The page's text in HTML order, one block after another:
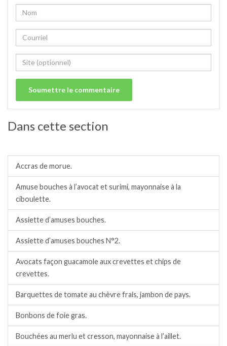
Dans cette section
Accras de morue.
Amuse bouches à l’avocat et surimi, mayonnaise à la
ciboulette.
Assiette d’amuses bouches.
Assiette d’amuses bouches N°2.
Avocats façon guacamole aux crevettes et chips de
crevettes.
Barquettes de tomate au chèvre frais, jambon de pays.
Bonbons de foie gras.
Bouchées au merlu et cresson, mayonnaise à l’aillet.